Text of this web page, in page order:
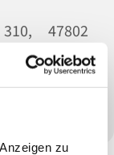
zu
47802